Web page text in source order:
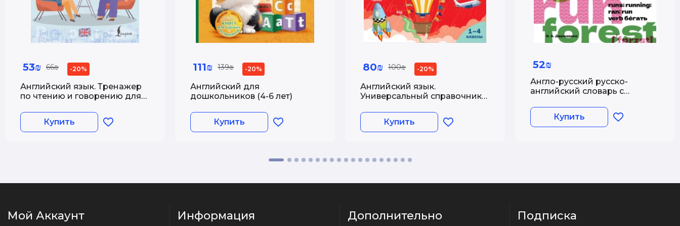
53₪ 66₪ -20%
Английский язык. Тренажер
по чтению и говорению для
Купить
111₪ 139₪ -20%
Английский для
дошкольников (4-6 лет)
Купить
80₪ 100₪ -20%
Английский язык.
Универсальный справочник
Купить
52₪
Англо-русский русско-
английский словарь с
транскрипцией. 2&ndash;4
классыКупить
Мой Аккаунт Информация Дополнительно Подписка